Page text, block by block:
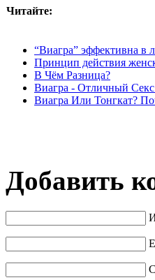
Читайте:
“Виагра” эффективна в
Принцип действия
В Чём Разница?
Виагра - Отличный
Виагра Или Тонгкат?
Добавить